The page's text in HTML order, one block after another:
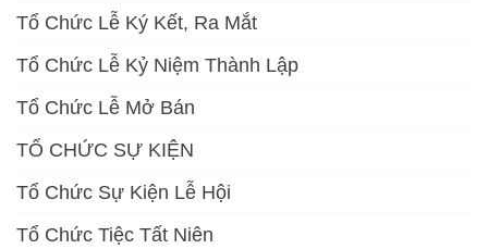
Tổ Chức Lễ Ký Kết, Ra Mắt
Tổ Chức Lễ Kỷ Niệm Thành Lập
Tổ Chức Lễ Mở Bán
TỔ CHỨC SỰ KIỆN
Tổ Chức Sự Kiện Lễ Hội
Tổ Chức Tiệc Tất Niên